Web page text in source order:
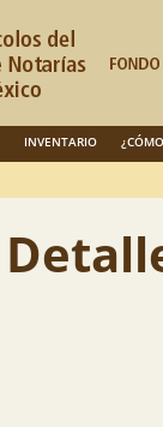
INVENTARIO